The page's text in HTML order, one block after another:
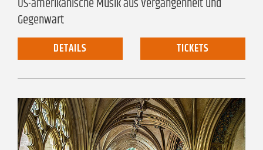
Gegenwart
DETAILS TICKETS